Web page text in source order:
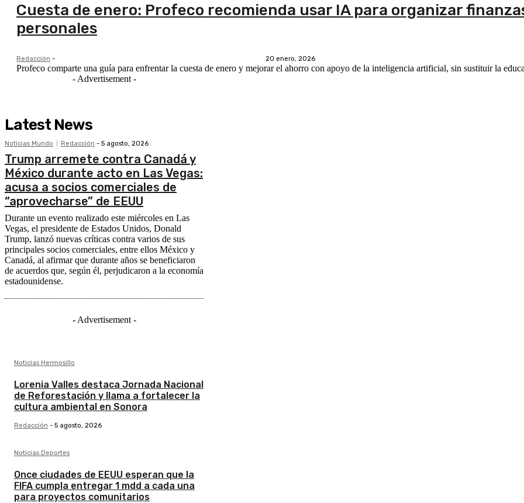
Cuesta de enero: Profeco recomienda usar IA para organizar
personales
Redacción - 20 enero, 2026
Profeco comparte una guía para enfrentar la cuesta de enero y mejorar el ahorro con apoyo de la inteligencia artificial, sin sustituir la
- Advertisement -
Latest News
Noticias Mundo Redacción - 5 agosto, 2026
Trump arremete contra Canadá y
México durante acto en Las Vegas:
acusa a socios comerciales de
“aprovecharse” de EEUU
Durante un evento realizado este miércoles en Las
Vegas, el presidente de Estados Unidos, Donald
Trump, lanzó nuevas críticas contra varios de sus
principales socios comerciales, entre ellos México y
Canadá, al afirmar que durante años se beneficiaron
de acuerdos que, según él, perjudicaron a la economía
estadounidense.
- Advertisement -
Noticias Hermosillo
Lorenia Valles destaca Jornada Nacional
de Reforestación y llama a fortalecer la
cultura ambiental en Sonora
Redacción - 5 agosto, 2026
Noticias Deportes
Once ciudades de EEUU esperan que la
FIFA cumpla entregar 1 mdd a cada una
para proyectos comunitarios